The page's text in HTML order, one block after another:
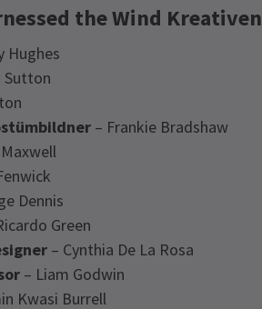
the Wind Kreativen
Hughes
Sutton
– Frankie Bradshaw
Dennis
Green
– Cynthia De La Rosa
– Liam Godwin
Kwasi Burrell